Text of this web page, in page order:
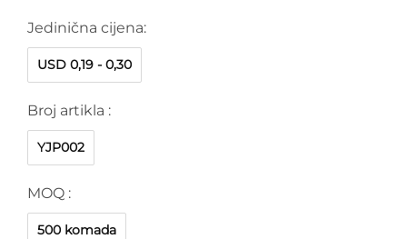
Jedinična cijena:
USD 0,19 - 0,30
Broj artikla :
YJP002
MOQ :
500 komada